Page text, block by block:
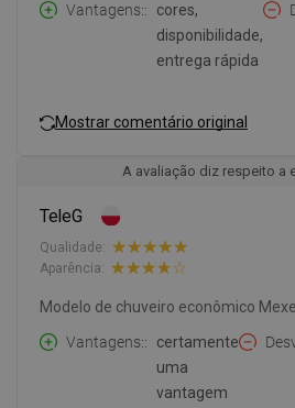
Vantagens:
cores,
disponibilidade,
entrega rápida
Mostrar comentário original
A avaliação diz respeito a
TeleG
Qualidade:
Aparência:
Modelo de chuveiro econômico
Vantagens:
certamente
uma
vantagem